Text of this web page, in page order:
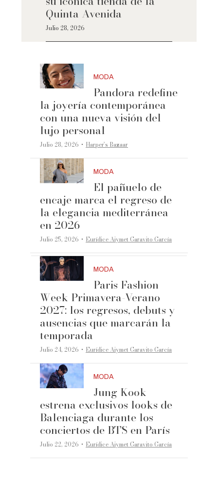
Quinta Avenida
Julio 28, 2026
MODA
Pandora redefine
la joyería contemporánea
con una nueva visión del
lujo personal
Julio 28, 2026 ·Harper’s Bazaar
MODA
El pañuelo de
encaje marca el regreso de
la elegancia mediterránea
en 2026
Julio 25, 2026 ·Eurídice Aiymet Garavito García
MODA
Paris Fashion
Week Primavera-Verano
2027: los regresos, debuts y
ausencias que marcarán la
temporada
Julio 24, 2026 ·Eurídice Aiymet Garavito García
MODA
Jung Kook
estrena exclusivos looks de
Balenciaga durante los
conciertos de BTS en París
Julio 22, 2026 ·Eurídice Aiymet Garavito García